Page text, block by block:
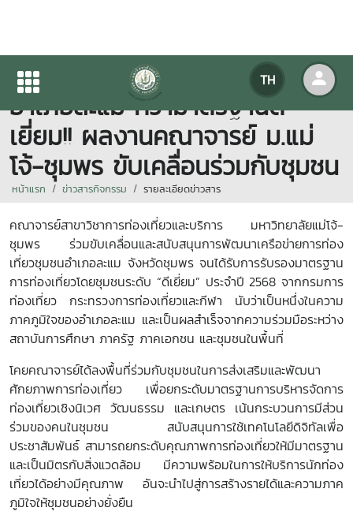
TH
เครือข่ายการท่องเที่ยวชุมชน
อำเภอละแม คว้ามาตรฐานดี
เยี่ยม!! ผลงานคณาจารย์ ม.แม่
โจ้-ชุมพร ขับเคลื่อนร่วมกับชุมชน
หน้าแรก ข่าวสารกิจกรรม รายละเอียดข่าวสาร
คณาจารย์สาขาวิชาการท่องเที่ยวและบริการ มหาวิทยาลัยแม่โจ้-
ชุมพร ร่วมขับเคลื่อนและสนับสนุนการพัฒนาเครือข่ายการท่อง
เที่ยวชุมชนอำเภอละแม จังหวัดชุมพร จนได้รับการรับรองมาตรฐาน
การท่องเที่ยวโดยชุมชนระดับ “ดีเยี่ยม” ประจำปี 2568 จากกรมการ
ท่องเที่ยว กระทรวงการท่องเที่ยวและกีฬา นับว่าเป็นหนึ่งในความ
ภาคภูมิใจของอำเภอละแม และเป็นผลสำเร็จจากความร่วมมือระหว่าง
สถาบันการศึกษา ภาครัฐ ภาคเอกชน และชุมชนในพื้นที่
โคยคณาจารย์ได้ลงพื้นที่ร่วมกับชุมชนในการส่งเสริมและพัฒนา
ศักยภาพการท่องเที่ยว เพื่อยกระดับมาตรฐานการบริหารจัดการ
ท่องเที่ยวเชิงนิเวศ วัฒนธรรม และเกษตร เน้นกระบวนการมีส่วน
ร่วมของคนในชุมชน สนับสนุนการใช้เทคโนโลยีดิจิทัลเพื่อ
ประชาสัมพันธ์ สามารถยกระดับคุณภาพการท่องเที่ยวให้มีมาตรฐาน
และเป็นมิตรกับสิ่งแวดล้อม มีความพร้อมในการให้บริการนักท่อง
เที่ยวได้อย่างมีคุณภาพ
อันจะนำไปสู่การสร้างรายได้และความภาค
ภูมิใจให้ชุมชนอย่างยั่งยืน